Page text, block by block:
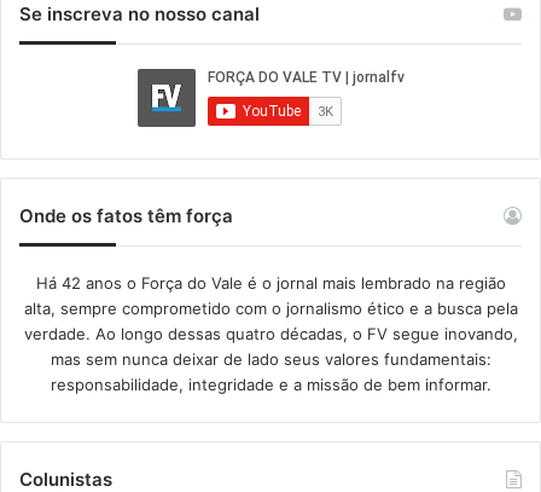
Se inscreva no nosso canal
Onde os fatos têm força
Há 42 anos o Força do Vale é o jornal mais lembrado na região
alta, sempre comprometido com o jornalismo ético e a busca pela
verdade. Ao longo dessas quatro décadas, o FV segue inovando,
mas sem nunca deixar de lado seus valores fundamentais:
responsabilidade, integridade e a missão de bem informar.​
Colunistas